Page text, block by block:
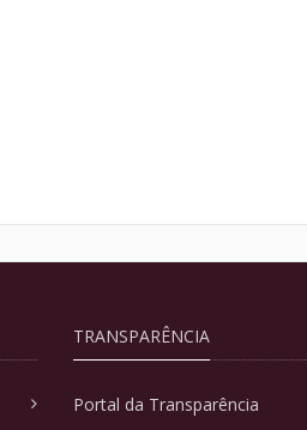
TRANSPARÊNCIA
Portal da Transparência